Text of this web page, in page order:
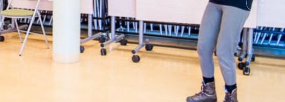
Next